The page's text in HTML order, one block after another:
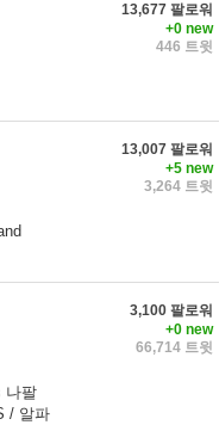
13,677 팔로워
+0 new
446 트윗
13,007 팔로워
+5 new
3,264 트윗
3,100 팔로워
+0 new
66,714 트윗
나팔
/ 알파